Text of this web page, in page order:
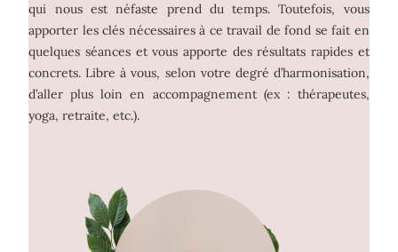
qui nous est néfaste prend du temps. Toutefois, vous
apporter les clés nécessaires à ce travail de fond se fait en
quelques séances et vous apporte des résultats rapides et
concrets. Libre à vous, selon votre degré d’harmonisation,
d’aller plus loin en accompagnement (ex : thérapeutes,
yoga, retraite, etc.).